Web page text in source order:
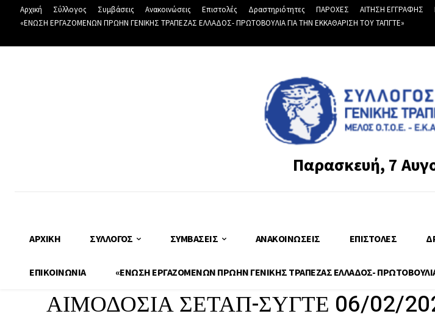
Αρχική Σύλλογος Συμβάσεις Ανακοινώσεις Επιστολές Δραστηριότητες ΠΑΡΟΧΕΣ ΑΙΤΗΣΗ ΕΓΓΡΑΦΗΣ
«ΕΝΩΣΗ ΕΡΓΑΖΟΜΕΝΩΝ ΠΡΩΗΝ ΓΕΝΙΚΗΣ ΤΡΑΠΕΖΑΣ ΕΛΛΑΔΟΣ- ΠΡΩΤΟΒΟΥΛΙΑ ΓΙΑ ΤΗΝ ΕΚΚΑΘΑΡΙΣΗ ΤΟΥ ΤΑΠΓΤΕ»
Παρασκευή, 7
ΑΡΧΙΚΉ ΣΎΛΛΟΓΟΣ ΣΥΜΒΆΣΕΙΣ ΑΝΑΚΟΙΝΏΣΕΙΣ ΕΠΙΣΤΟΛΈΣ
ΕΠΙΚΟΙΝΩΝΊΑ «ΕΝΩΣΗ ΕΡΓΑΖΟΜΕΝΩΝ ΠΡΩΗΝ ΓΕΝΙΚΗΣ ΤΡΑΠΕΖΑΣ ΕΛΛΑΔΟΣ-
ΑΙΜΟΔΟΣΙΑ ΣΕΤΑΠ-ΣΥΓΤΕ 06/02/